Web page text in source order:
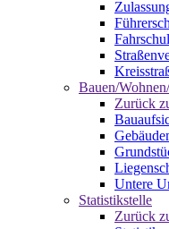
Bauen/
Zurück
Untere
Statistikstelle
Zurück